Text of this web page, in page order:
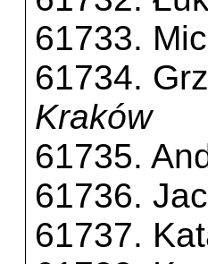
61733.
61734.
Kraków
61735.
61736.
61737.